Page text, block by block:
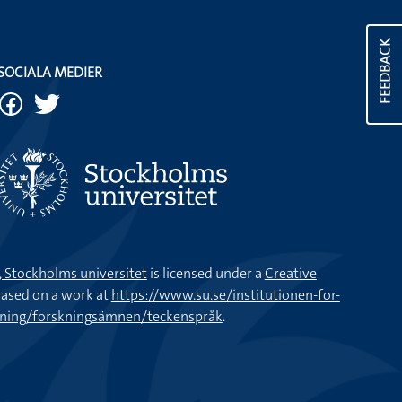
FEEDBACK
MEDIER
universitetis licensed under aCreative
on a work athttps://www.su.se/institutionen-for-
forskningsämnen/teckenspråk.